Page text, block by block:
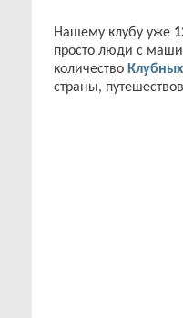
Нашему клубу уже
просто люди с
количество
страны,